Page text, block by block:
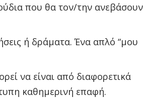
που θα τον/την ανεβάσουν
ή δράματα. Ένα απλό “μου
να είναι από διαφορετικά
καθημερινή επαφή.